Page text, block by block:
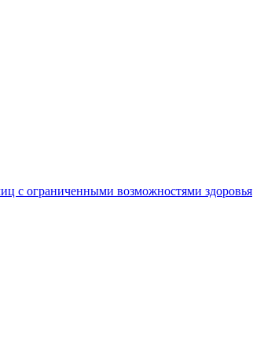
с ограниченными возможностями здоровья